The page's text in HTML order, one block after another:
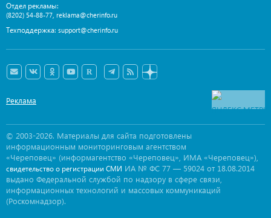
Отдел рекламы:
(8202) 54-88-77, reklama@cherinfo.ru
Техподдержка: support@cherinfo.ru
Реклама
© 2003-2026. Материалы для сайта подготовлены
информационным мониторинговым агентством
«Череповец» (информагентство «Череповец», ИМА «Череповец»),
свидетельство о регистрации СМИ ИА № ФС 77 — 59024 от 18.08.2014
выдано Федеральной службой по надзору в сфере связи,
информационных технологий и массовых коммуникаций
(Роскомнадзор).